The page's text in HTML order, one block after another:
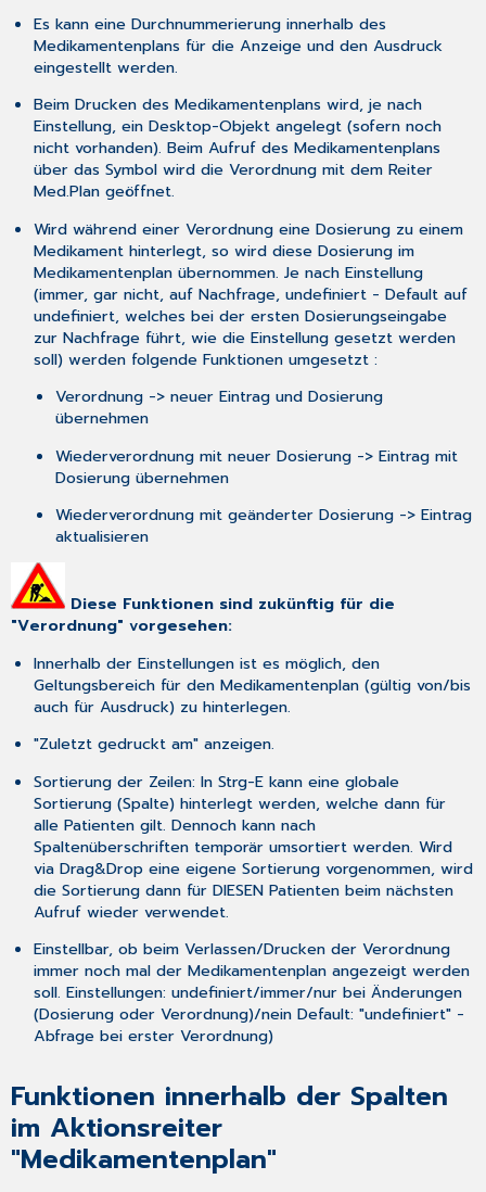
Es kann eine Durchnummerierung innerhalb des
Medikamentenplans für die Anzeige und den Ausdruck
eingestellt werden.
Beim Drucken des Medikamentenplans wird, je nach
Einstellung, ein Desktop-Objekt angelegt (sofern noch
nicht vorhanden). Beim Aufruf des Medikamentenplans
über das Symbol wird die Verordnungmit dem Reiter
Med.Plangeöffnet.
Wird während einer Verordnung eine Dosierung zu einem
Medikament hinterlegt, so wird diese Dosierung im
Medikamentenplan übernommen. Je nach Einstellung
(immer, gar nicht, auf Nachfrage, undefiniert - Default auf
undefiniert, welches bei der ersten Dosierungseingabe
zur Nachfrage führt, wie die Einstellung gesetzt werden
soll) werden folgende Funktionen umgesetzt :
Verordnung -> neuer Eintrag und Dosierung
übernehmen
Wiederverordnung mit neuer Dosierung -> Eintrag mit
Dosierung übernehmen
Wiederverordnung mit geänderter Dosierung -> Eintrag
aktualisieren
Diese Funktionen sind zukünftig für die
"Verordnung" vorgesehen:
Innerhalb der Einstellungen ist es möglich, den
Geltungsbereich für den Medikamentenplan (gültig von/bis
auch für Ausdruck) zu hinterlegen.
"Zuletzt gedruckt am" anzeigen.
Sortierung der Zeilen: In Strg-Ekann eine globale
Sortierung (Spalte) hinterlegt werden, welche dann für
alle Patienten gilt. Dennoch kann nach
Spaltenüberschriften temporär umsortiert werden. Wird
via Drag&Drop eine eigene Sortierung vorgenommen, wird
die Sortierung dann für DIESEN Patienten beim nächsten
Aufruf wieder verwendet.
Einstellbar, ob beim Verlassen/Drucken der Verordnung
immer noch mal der Medikamentenplan angezeigt werden
soll. Einstellungen: undefiniert/immer/nur bei Änderungen
(Dosierung oder Verordnung)/nein Default: "undefiniert" -
Abfrage bei erster Verordnung)
Funktionen innerhalb der Spalten
im Aktionsreiter
"Medikamentenplan"